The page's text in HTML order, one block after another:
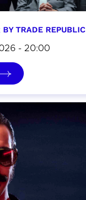
BY TRADE REPUBLIC
- 20:00